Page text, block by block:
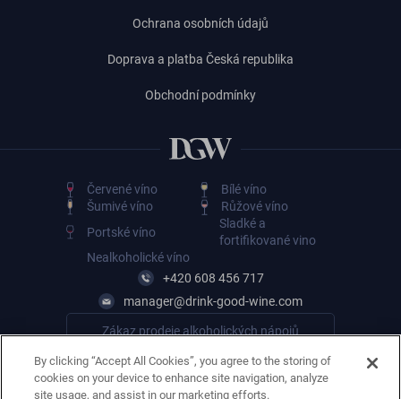
Ochrana osobních údajů
Doprava a platba Česká republika
Obchodní podmínky
Červené víno
Bílé víno
Šumivé víno
Růžové víno
Portské víno
Sladké a
fortifikované vino
Nealkoholické víno
+420 608 456 717
manager@drink-good-wine.com
Zákaz prodeje alkoholických nápojů
By clicking “Accept All Cookies”, you agree to the storing of
cookies on your device to enhance site navigation, analyze
site usage, and assist in our marketing efforts.